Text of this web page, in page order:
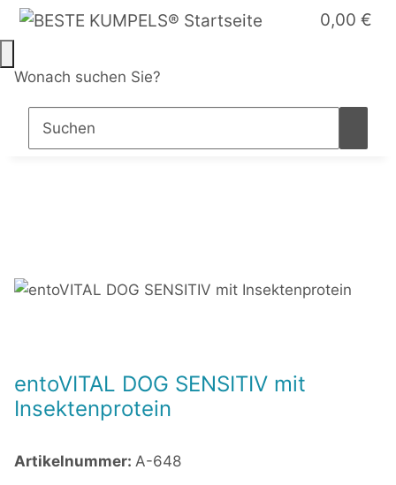
0,00 €
Wonach suchen Sie?
entoVITAL DOG SENSITIV mit
Insektenprotein
Artikelnummer: A-648